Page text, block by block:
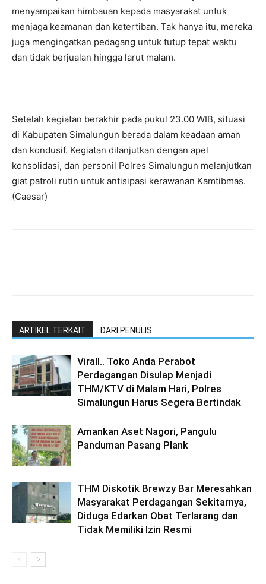
menyampaikan himbauan kepada masyarakat untuk
menjaga keamanan dan ketertiban. Tak hanya itu, mereka
juga mengingatkan pedagang untuk tutup tepat waktu
dan tidak berjualan hingga larut malam.
Setelah kegiatan berakhir pada pukul 23.00 WIB, situasi
di Kabupaten Simalungun berada dalam keadaan aman
dan kondusif. Kegiatan dilanjutkan dengan apel
konsolidasi, dan personil Polres Simalungun melanjutkan
giat patroli rutin untuk antisipasi kerawanan Kamtibmas.
(Caesar)
ARTIKEL TERKAIT DARI PENULIS
Virall.. Toko Anda Perabot
Perdagangan Disulap Menjadi
THM/KTV di Malam Hari, Polres
Simalungun Harus Segera Bertindak
Amankan Aset Nagori, Pangulu
Panduman Pasang Plank
THM Diskotik Brewzy Bar Meresahkan
Masyarakat Perdagangan Sekitarnya,
Diduga Edarkan Obat Terlarang dan
Tidak Memiliki Izin Resmi